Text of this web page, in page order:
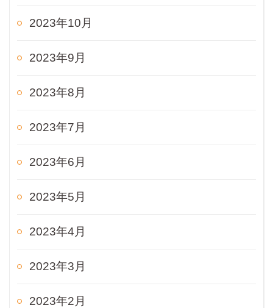
2023年10月
2023年9月
2023年8月
2023年7月
2023年6月
2023年5月
2023年4月
2023年3月
2023年2月